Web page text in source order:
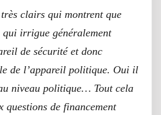
clairs qui montrent que
qui irrigue généralement
de sécurité et donc
de l’appareil politique. Oui il
niveau politique… Tout cela
questions de financement